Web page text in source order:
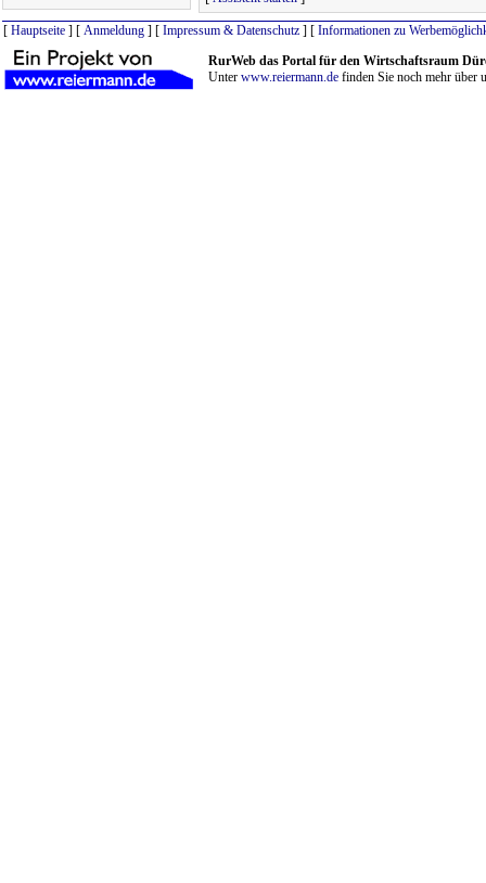
[ Hauptseite ] [ Anmeldung ] [ Impressum & Datenschutz ] [ Informationen zu
RurWeb das Portal für den Wirtschaftsraum
Unter www.reiermann.de finden Sie noch mehr über